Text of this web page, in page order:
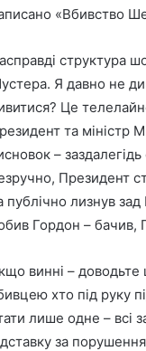
«Вбивство
структура
Я давно не
Це
та міністр
–
Президент
публічно лизнув
Гордон – бачив,
винні –
хто під руку
лише одне – всі
за